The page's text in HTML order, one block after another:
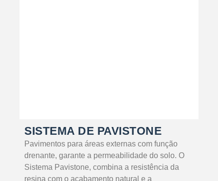
SISTEMA DE PAVISTONE
Pavimentos para áreas externas com função
drenante, garante a permeabilidade do solo. O
Sistema Pavistone, combina a resistência da
resina com o acabamento natural e a